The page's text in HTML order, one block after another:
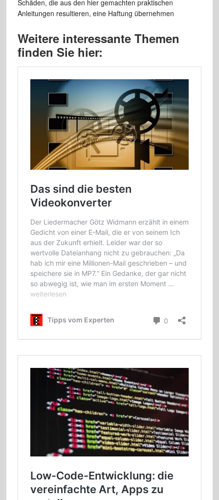
Schäden, die aus den hier gemachten praktischen
Anleitungen resultieren, eine Haftung übernehmen
Weitere interessante Themen
finden Sie hier: